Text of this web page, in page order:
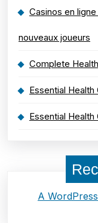
Casinos en
nouveaux joueurs
Complete
Essential
Essential
A